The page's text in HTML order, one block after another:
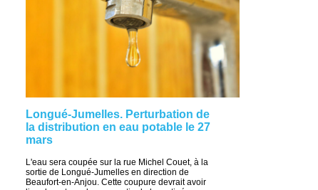
Longué-Jumelles. Perturbation de
la distribution en eau potable le 27
mars
L'eau sera coupée sur la rue Michel Couet, à la
sortie de Longué-Jumelles en direction de
Beaufort-en-Anjou. Cette coupure devrait avoir